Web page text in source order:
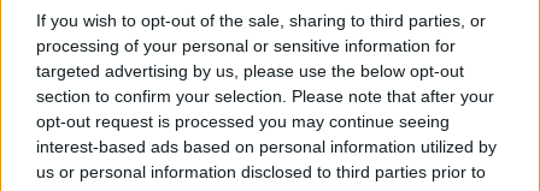
If you wish to opt-out of the sale, sharing to third parties, or
processing of your personal or sensitive information for
targeted advertising by us, please use the below opt-out
section to confirm your selection. Please note that after your
opt-out request is processed you may continue seeing
interest-based ads based on personal information utilized by
us or personal information disclosed to third parties prior to